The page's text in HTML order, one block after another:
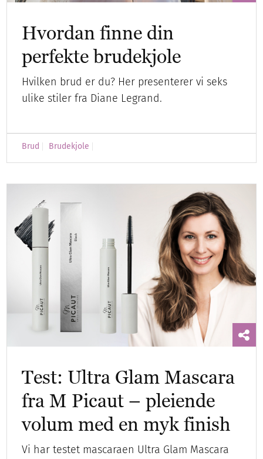
Hvordan finne din
perfekte brudekjole
Hvilken brud er du? Her presenterer vi seks
ulike stiler fra Diane Legrand.
Brud Brudekjole
Test: Ultra Glam Mascara
fra M Picaut – pleiende
volum med en myk finish
Vi har testet mascaraen Ultra Glam Mascara